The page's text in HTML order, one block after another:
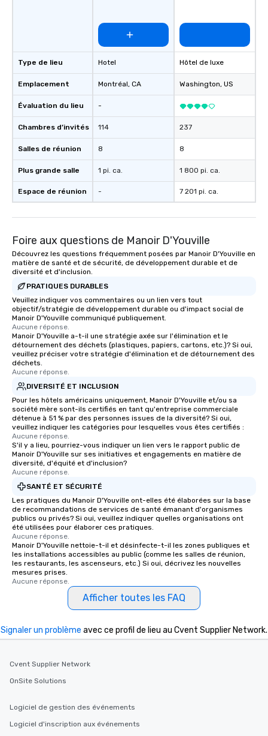
Type de lieu
Emplacement
Évaluation du lieu
Chambres d’invités
Salles de réunion
Plus grande salle
Espace de réunion
Hotel
Montréal, CA
-
114
8
1 pi. ca.
-
Hôtel de luxe
Washington, US
237
8
1 800 pi. ca.
7 201 pi. ca.
Foire aux questions de Manoir D'Youville
Découvrez les questions fréquemment posées par Manoir D'Youville en
matière de santé et de sécurité, de développement durable et de
diversité et d'inclusion.
PRATIQUES DURABLES
Veuillez indiquer vos commentaires ou un lien vers tout
objectif/stratégie de développement durable ou d'impact social de
Manoir D'Youville communiqué publiquement.
Aucune réponse.
Manoir D'Youville a-t-il une stratégie axée sur l'élimination et le
détournement des déchets (plastiques, papiers, cartons, etc.)? Si oui,
veuillez préciser votre stratégie d'élimination et de détournement des
déchets.
Aucune réponse.
DIVERSITÉ ET INCLUSION
Pour les hôtels américains uniquement, Manoir D'Youville et/ou sa
société mère sont-ils certifiés en tant qu'entreprise commerciale
détenue à 51 % par des personnes issues de la diversité? Si oui,
veuillez indiquer les catégories pour lesquelles vous êtes certifiés :
Aucune réponse.
S'il y a lieu, pourriez-vous indiquer un lien vers le rapport public de
Manoir D'Youville sur ses initiatives et engagements en matière de
diversité, d'équité et d'inclusion?
Aucune réponse.
SANTÉ ET SÉCURITÉ
Les pratiques du Manoir D'Youville ont-elles été élaborées sur la base
de recommandations de services de santé émanant d'organismes
publics ou privés? Si oui, veuillez indiquer quelles organisations ont
été utilisées pour élaborer ces pratiques.
Aucune réponse.
Manoir D'Youville nettoie-t-il et désinfecte-t-il les zones publiques et
les installations accessibles au public (comme les salles de réunion,
les restaurants, les ascenseurs, etc.) Si oui, décrivez les nouvelles
mesures prises.
Aucune réponse.
Afficher toutes les FAQ
Signaler un problème avec ce profil de lieu au Cvent Supplier Network.
Cvent Supplier Network
OnSite Solutions
Logiciel de gestion des événements
Logiciel d'inscription aux événements